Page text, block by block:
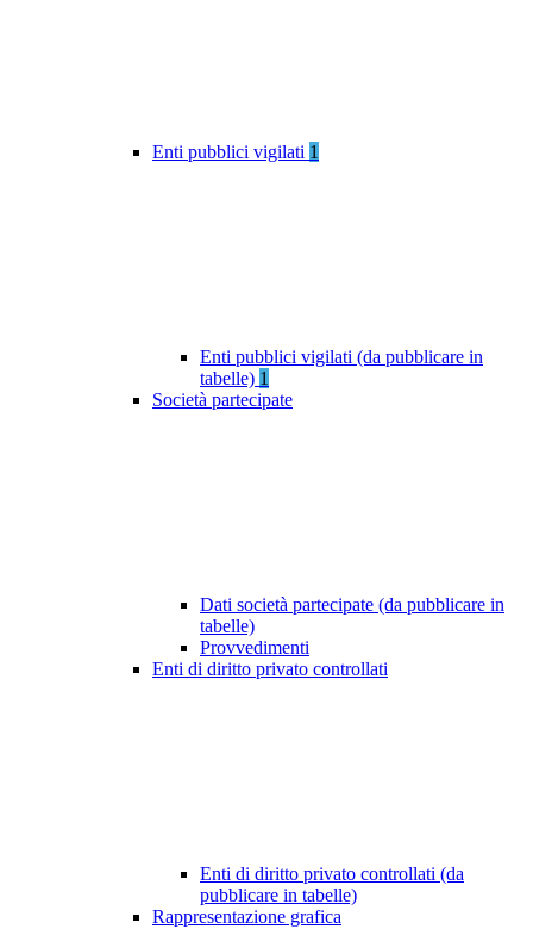
Enti pubblici vigilati 1
Enti pubblici vigilati (da pubblicare in
tabelle) 1
Società partecipate
Dati società partecipate (da pubblicare in
tabelle)
Provvedimenti
Enti di diritto privato controllati
Enti di diritto privato controllati (da
pubblicare in tabelle)
Rappresentazione grafica